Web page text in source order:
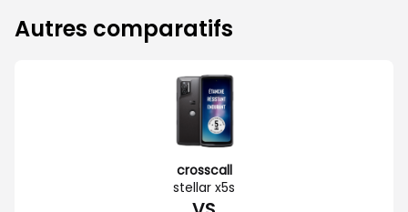
Autres comparatifs
crosscall
stellar x5s